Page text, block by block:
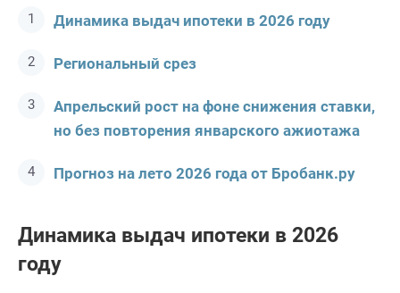
Динамика выдач ипотеки в 2026 году
Региональный срез
Апрельский рост на фоне снижения ставки,
но без повторения январского ажиотажа
Прогноз на лето 2026 года от Бробанк.ру
Динамика выдач ипотеки в 2026
году